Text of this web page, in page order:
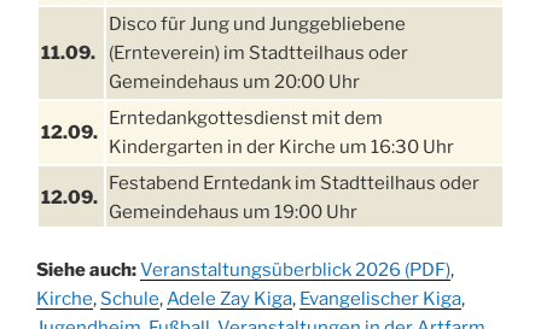
11.09.
Disco für Jung und Junggebliebene
(Ernteverein) im Stadtteilhaus oder
Gemeindehaus um 20:00 Uhr
12.09.
Erntedankgottesdienst mit dem
Kindergarten in der Kirche um 16:30 Uhr
12.09.
Festabend Erntedank im Stadtteilhaus oder
Gemeindehaus um 19:00 Uhr
13.09.
Stadtteilhaus um 14:00 Uhr
Schlagerabend im Stadtteilhaus
Siehe auch:Veranstaltungsüberblick 2026 (PDF),
Kirche, Schule,Adele Zay Kiga, Evangelischer Kiga,